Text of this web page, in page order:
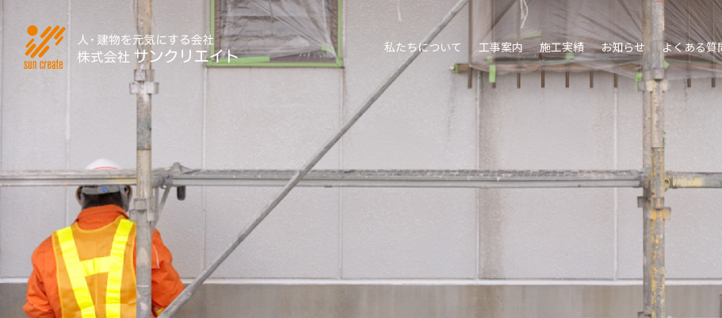
私たちについて 工事案内 施工実績 お知らせ よくある質